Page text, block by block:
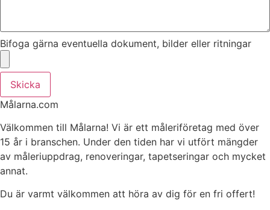
Bifoga gärna eventuella dokument, bilder eller ritningar
Skicka
Målarna.com
Välkommen till Målarna! Vi är ett måleriföretag med över
15 år i branschen. Under den tiden har vi utfört mängder
av måleriuppdrag, renoveringar, tapetseringar och mycket
annat.
Du är varmt välkommen att höra av dig för en fri offert!